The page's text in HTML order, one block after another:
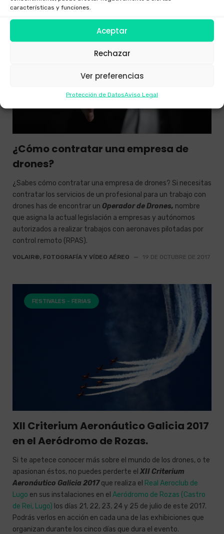
características y funciones.
Aceptar
Rechazar
Ver preferencias
Protección de DatosAviso Legal
¿Cómo contratar una empresa de
drones?
¿Sabes cómo contratar una empresa de drones? Si necesitas
contratar los servicios de un profesional para un trabajo con
drones has de encontrar un Operador de Drones, nombre
que asigna la actual legislación a empresas y autónomos
autorizados a realizar trabajos con aeronaves pilotadas por
control remoto (RPAS).
VOLAIR®, FOTOGRAFÍA Y VÍDEO AÉREO — 19 DE OCTUBRE DE 2017
FESTIVALES - FERIAS
XII Criterium Aeronáutico Galicia 2017
en el Aeródromo de Rozas.
Si te apetece conocer más sobre el mundo de los drones, o te
apasionan éstos, no puedes perderte elXII Criterium
Aeronáutico Galicia 2017que realiza el Real Aeroclub de
Lugo en sus instalaciones en el Aeródromo de Rozas (Castro
de Rei, Lugo) los días 21, 22, 23, 24 y 25 de julio de este 2017.
Podrás verlos en acción en cada una de las exhibiciones que
organizan durante los cinco días que dura el evento.